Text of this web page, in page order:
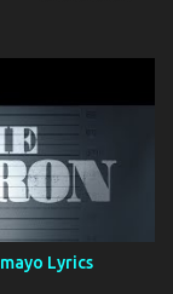
ya van sonando
mente y
como empezamos
y bajas La carreta
cosas Y
Hay que
es...
Lyrics